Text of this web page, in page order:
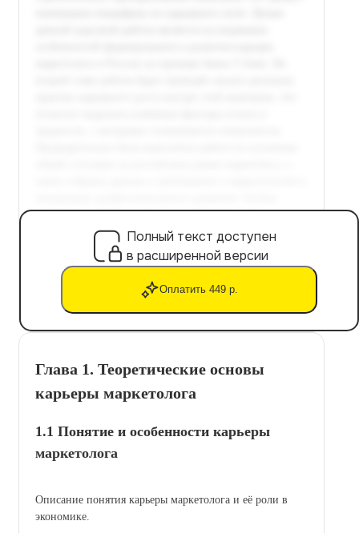
Полный текст доступен
в расширенной версии
Оплатить 449 р.
Глава 1. Теоретические основы
карьеры маркетолога
1.1 Понятие и особенности карьеры
маркетолога
Описание понятия карьеры маркетолога и её роли в
экономике.